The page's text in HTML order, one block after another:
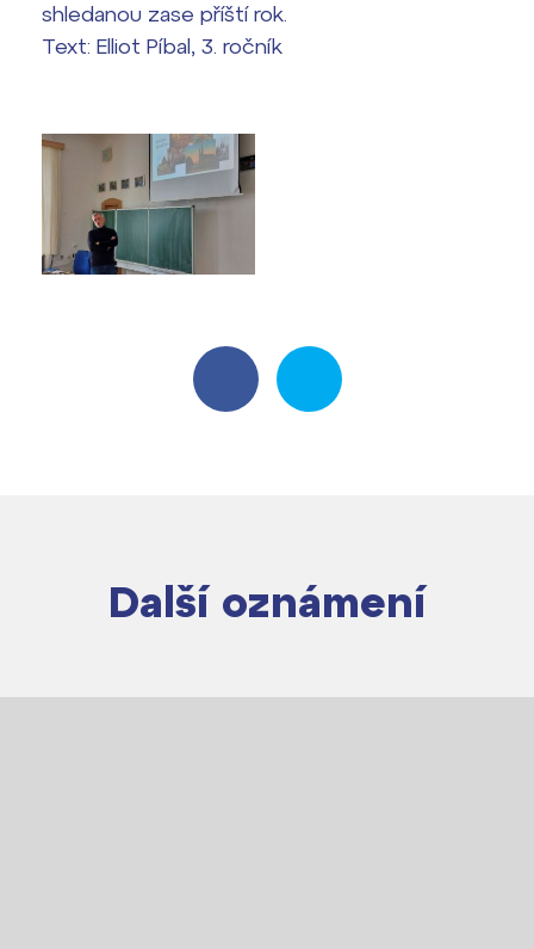
shledanou zase příští rok.
Text: Elliot Píbal, 3. ročník
Další oznámení